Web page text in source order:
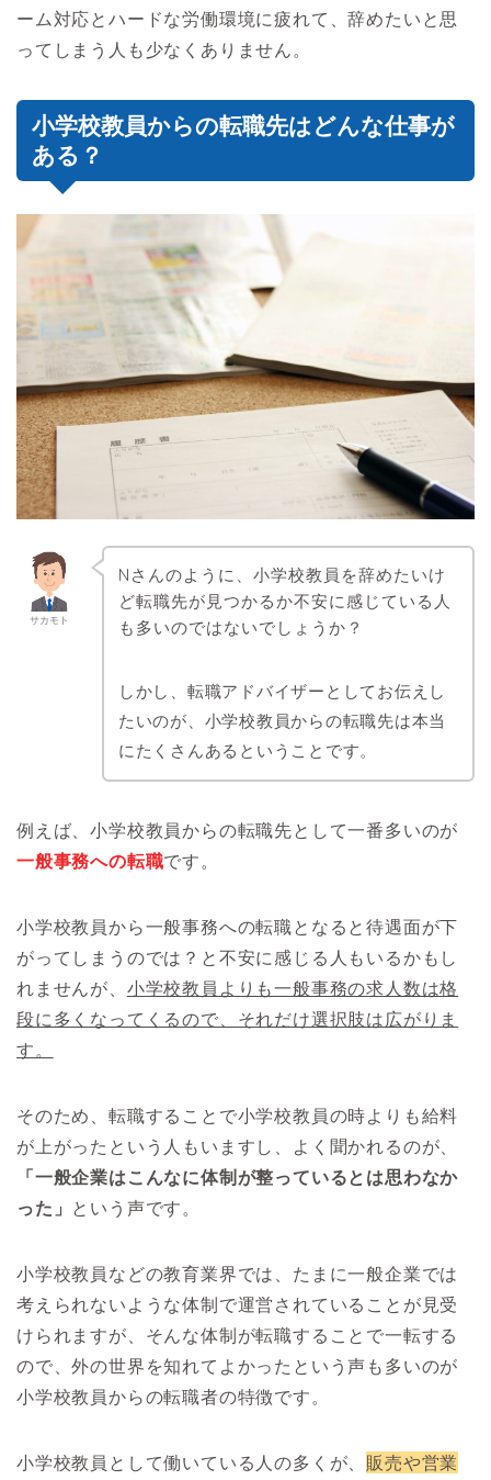
ーム対応とハードな労働環境に疲れて、辞めたいと思
ってしまう人も少なくありません。
小学校教員からの転職先はどんな仕事が
ある？
サカモト
Nさんのように、小学校教員を辞めたいけ
ど転職先が見つかるか不安に感じている人
も多いのではないでしょうか？
しかし、転職アドバイザーとしてお伝えし
たいのが、小学校教員からの転職先は本当
にたくさんあるということです。
例えば、小学校教員からの転職先として一番多いのが
一般事務への転職です。
小学校教員から一般事務への転職となると待遇面が下
がってしまうのでは？と不安に感じる人もいるかもし
れませんが、 小学校教員よりも一般事務の求人数は格
段に多くなってくるので、それだけ選択肢は広がりま
す。
そのため、転職することで小学校教員の時よりも給料
が上がったという人もいますし、よく聞かれるのが、
「一般企業はこんなに体制が整っているとは思わなか
った」 という声です。
小学校教員などの教育業界では、たまに一般企業では
考えられないような体制で運営されていることが見受
けられますが、そんな体制が転職することで一転する
ので、外の世界を知れてよかったという声も多いのが
小学校教員からの転職者の特徴です。
小学校教員として働いている人の多くが、 販売や営業